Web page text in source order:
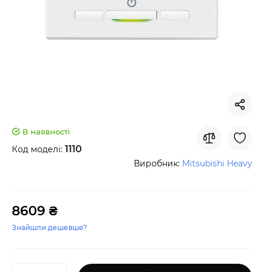
В наявності
Код моделі: 1110
Виробник: Mitsubishi Heavy
8609 ₴
Знайшли дешевше?